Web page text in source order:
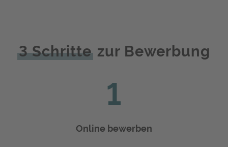
3 Schritte zur Bewerbung
1
Online bewerben